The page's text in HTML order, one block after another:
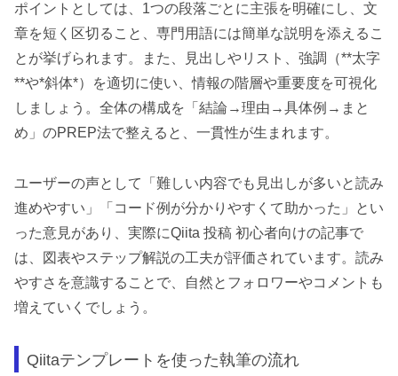
ポイントとしては、1つの段落ごとに主張を明確にし、文
章を短く区切ること、専門用語には簡単な説明を添えるこ
とが挙げられます。また、見出しやリスト、強調（**太字
**や*斜体*）を適切に使い、情報の階層や重要度を可視化
しましょう。全体の構成を「結論→理由→具体例→まと
め」のPREP法で整えると、一貫性が生まれます。
ユーザーの声として「難しい内容でも見出しが多いと読み
進めやすい」「コード例が分かりやすくて助かった」とい
った意見があり、実際にQiita 投稿 初心者向けの記事で
は、図表やステップ解説の工夫が評価されています。読み
やすさを意識することで、自然とフォロワーやコメントも
増えていくでしょう。
Qiitaテンプレートを使った執筆の流れ